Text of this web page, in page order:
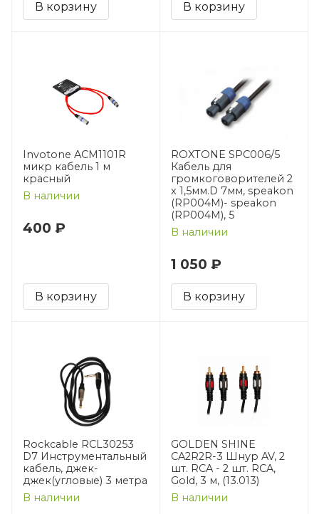
В корзину В корзину
Invotone ACM1101R
микр кабель 1 м
красный
В наличии
400 ₽
В корзину
ROXTONE SPC006/5
Кабель для
громкоговорителей 2
x 1,5мм.D 7мм, speakon
(RP004M)- speakon
(RP004M), 5
В наличии
1 050 ₽
В корзину
Rockcable RCL30253
D7 Инструментальный
кабель, джек-
джек(угловые) 3 метра
В наличии
GOLDEN SHINE
CA2R2R-3 Шнур AV, 2
шт. RCA - 2 шт. RCA,
Gold, 3 м, (13.013)
В наличии